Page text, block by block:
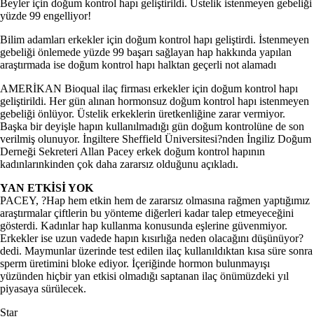
Beyler için doğum kontrol hapı geliştirildi. Üstelik istenmeyen gebeliği
yüzde 99 engelliyor!
Bilim adamları erkekler için doğum kontrol hapı geliştirdi. İstenmeyen
gebeliği önlemede yüzde 99 başarı sağlayan hap hakkında yapılan
araştırmada ise doğum kontrol hapı halktan geçerli not alamadı
AMERİKAN Bioqual ilaç firması erkekler için doğum kontrol hapı
geliştirildi. Her gün alınan hormonsuz doğum kontrol hapı istenmeyen
gebeliği önlüyor. Üstelik erkeklerin üretkenliğine zarar vermiyor.
Başka bir deyişle hapın kullanılmadığı gün doğum kontrolüne de son
verilmiş olunuyor. İngiltere Sheffield Üniversitesi?nden İngiliz Doğum
Derneği Sekreteri Allan Pacey erkek doğum kontrol hapının
kadınlarınkinden çok daha zararsız olduğunu açıkladı.
YAN ETKİSİ YOK
PACEY, ?Hap hem etkin hem de zararsız olmasına rağmen yaptığımız
araştırmalar çiftlerin bu yönteme diğerleri kadar talep etmeyeceğini
gösterdi. Kadınlar hap kullanma konusunda eşlerine güvenmiyor.
Erkekler ise uzun vadede hapın kısırlığa neden olacağını düşünüyor?
dedi. Maymunlar üzerinde test edilen ilaç kullanıldıktan kısa süre sonra
sperm üretimini bloke ediyor. İçeriğinde hormon bulunmayışı
yüzünden hiçbir yan etkisi olmadığı saptanan ilaç önümüzdeki yıl
piyasaya sürülecek.
Star